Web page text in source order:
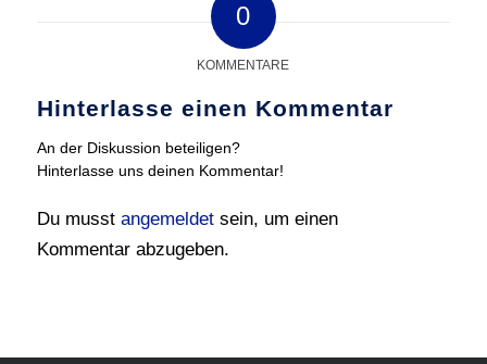
0
KOMMENTARE
Hinterlasse einen Kommentar
An der Diskussion beteiligen?
Hinterlasse uns deinen Kommentar!
Du musst angemeldetsein, um einen
Kommentar abzugeben.